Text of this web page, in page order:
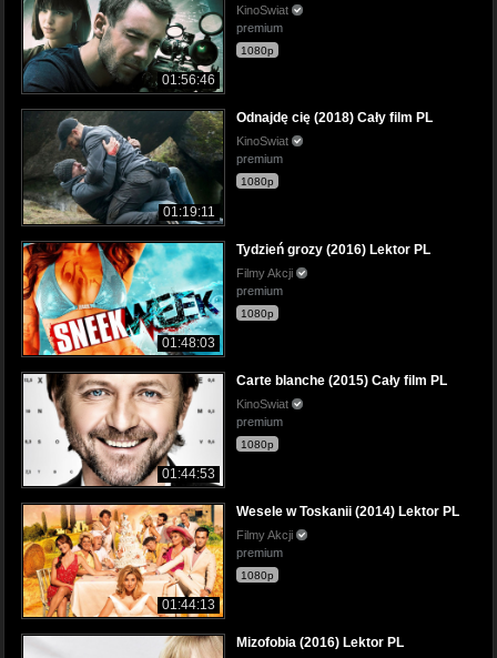
01:56:46
KinoSwiat
premium
1080p
01:19:11
Odnajdę cię (2018) Cały film PL
KinoSwiat
premium
1080p
01:48:03
Tydzień grozy (2016) Lektor PL
Filmy Akcji
premium
1080p
01:44:53
Carte blanche (2015) Cały film PL
KinoSwiat
premium
1080p
01:44:13
Wesele w Toskanii (2014) Lektor PL
Filmy Akcji
premium
1080p
Mizofobia (2016) Lektor PL